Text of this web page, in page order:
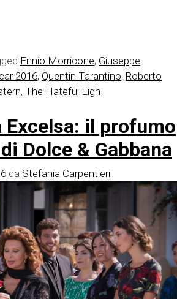
Ennio Morricone, Giuseppe
2016, Quentin Tarantino, Roberto
, The Hateful Eigh
Excelsa: il profumo
Dolce & Gabbana
da Stefania Carpentieri